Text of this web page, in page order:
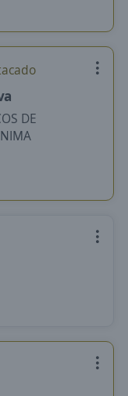
DE